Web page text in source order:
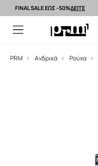
FINAL SALE ΕΩΣ -50%ΔΕΙΤΕ
PRM Ανδρικά Ρούχα